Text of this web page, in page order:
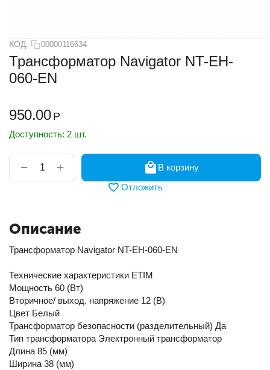
КОД: 00000116634
Трансформатор Navigator NT-EH-
060-EN
950.00 Р
Доступность: 2 шт.
+
−
В корзину
Отложить
Описание
Трансформатор Navigator NT-EH-060-EN
Технические характеристики ETIM
Мощность 60 (Вт)
Вторичное/ выход. напряжение 12 (В)
Цвет Белый
Трансформатор безопасности (разделительный) Да
Тип трансформатора Электронный трансформатор
Длина 85 (мм)
Ширина 38 (мм)